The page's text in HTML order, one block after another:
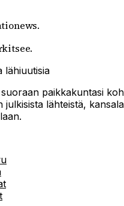
.
lähiuutisia
paikkakuntasi
julkisista lähteistä,